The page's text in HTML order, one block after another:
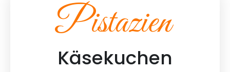
Pistazien
Käsekuchen